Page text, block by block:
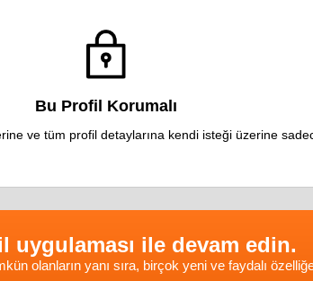
Bu Profil Korumalı
ve tüm profil detaylarına kendi isteği üzerine
uygulaması ile devam edin.
olanların yanı sıra, birçok yeni ve faydalı